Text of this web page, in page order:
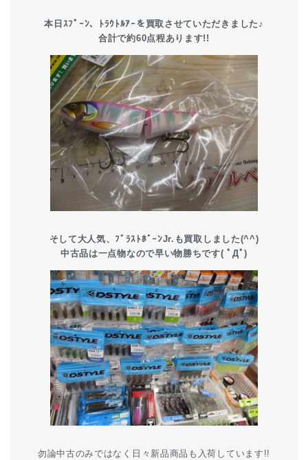
本日ｽﾌﾟｰﾝ、ﾄﾗｳﾄﾙｱｰを買取させていただきました♪
合計で約60点程あります!!
そして大人気、ﾌﾞﾗｽﾄﾎﾞｰﾝJr.も買取しました(^^)
中古品は一点物なので早い物勝ちです( ﾟДﾟ)
勿論中古のみではなく日々新品商品も入荷しています!!